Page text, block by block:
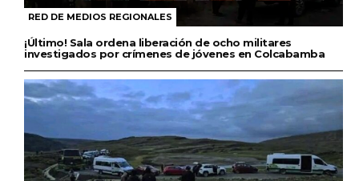
RED DE MEDIOS REGIONALES
¡Último! Sala ordena liberación de ocho militares
investigados por crímenes de jóvenes en Colcabamba